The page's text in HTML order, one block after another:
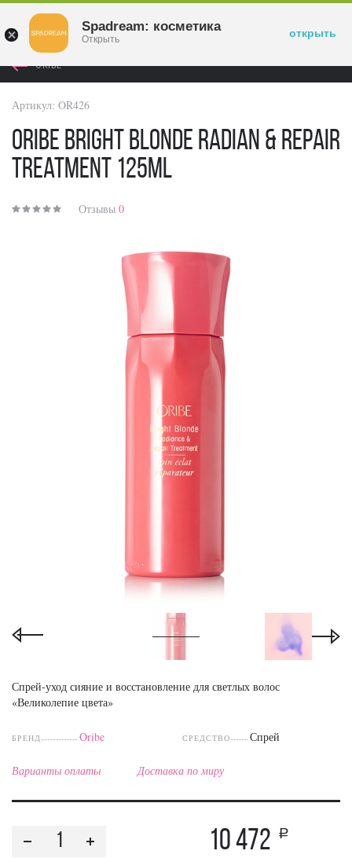
ORIBE
Артикул: OR426
Oribe Bright Blonde Radian & Repair
Treatment 125ml
Отзывы 0
Спрей-уход сияние и восстановление для светлых волос
«Великолепие цвета»
БРЕНД Oribe СРЕДСТВО Спрей
Варианты оплаты Доставка по миру
10 472 a
Spadream: косметика
Открыть открыть